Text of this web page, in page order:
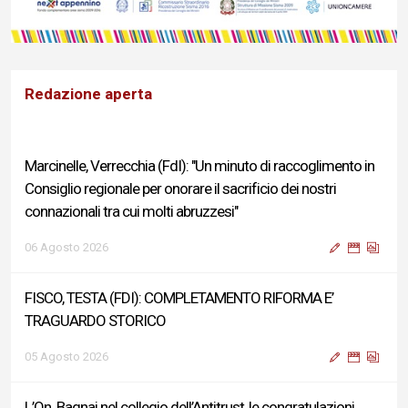
Redazione aperta
Marcinelle, Verrecchia (FdI): "Un minuto di raccoglimento in
Consiglio regionale per onorare il sacrificio dei nostri
connazionali tra cui molti abruzzesi"
06 Agosto 2026
FISCO, TESTA (FDI): COMPLETAMENTO RIFORMA E’
TRAGUARDO STORICO
05 Agosto 2026